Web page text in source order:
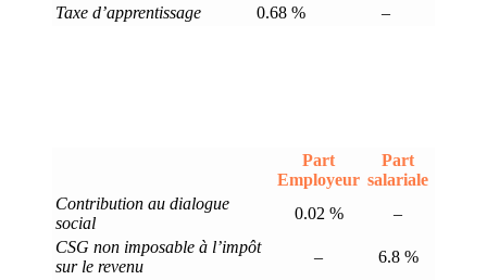
Taxe d’apprentissage
0.68 % –
Part
Employeur
Part
salariale
Contribution au dialogue
social
0.02 %
–
CSG non imposable à l’impôt
sur le revenu
–
6.8 %